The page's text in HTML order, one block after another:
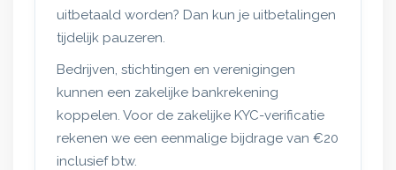
uitbetaald worden? Dan kun je uitbetalingen
tijdelijk pauzeren.
Bedrijven, stichtingen en verenigingen
kunnen een zakelijke bankrekening
koppelen. Voor de zakelijke KYC-verificatie
rekenen we een eenmalige bijdrage van €20
inclusief btw.